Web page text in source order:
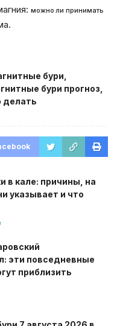
можно ли принимать
бури
бури прогноз
делать
в кале: причины, на
указывает и что
эти повседневные
приблизить